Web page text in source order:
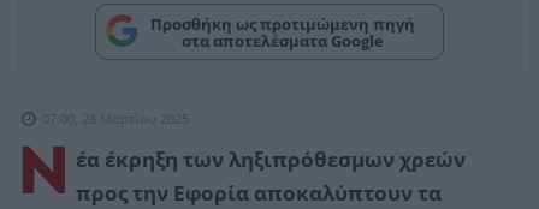
Προσθήκη ως προτιμώμενη πηγή
στα αποτελέσματα Google
07:00, 28 Μαρτίου 2025
Ν
έα έκρηξη των ληξιπρόθεσμων χρεών
προς την Εφορία αποκαλύπτουν τα